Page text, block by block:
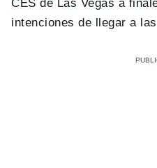
CES de Las Vegas a
intenciones de llegar a